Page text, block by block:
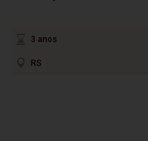
3 anos
RS